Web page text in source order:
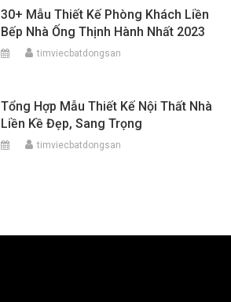
30+ Mẫu Thiết Kế Phòng Khách Liền
Bếp Nhà Ống Thịnh Hành Nhất 2023
timviecbatdongsan
Tổng Hợp Mẫu Thiết Kế Nội Thất Nhà
Liền Kề Đẹp, Sang Trọng
timviecbatdongsan